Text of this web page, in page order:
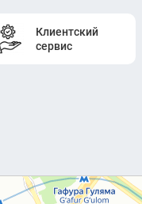
Клиентский
сервис